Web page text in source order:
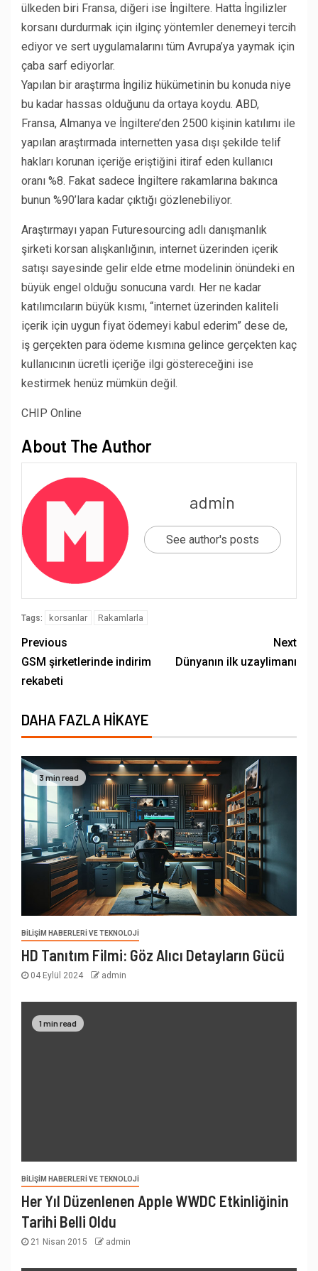
ülkeden biri Fransa, diğeri ise İngiltere. Hatta İngilizler
korsanı durdurmak için ilginç yöntemler denemeyi tercih
ediyor ve sert uygulamalarını tüm Avrupa’ya yaymak için
çaba sarf ediyorlar.
Yapılan bir araştırma İngiliz hükümetinin bu konuda niye
bu kadar hassas olduğunu da ortaya koydu. ABD,
Fransa, Almanya ve İngiltere’den 2500 kişinin katılımı ile
yapılan araştırmada internetten yasa dışı şekilde telif
hakları korunan içeriğe eriştiğini itiraf eden kullanıcı
oranı %8. Fakat sadece İngiltere rakamlarına bakınca
bunun %90’lara kadar çıktığı gözlenebiliyor.
Araştırmayı yapan Futuresourcing adlı danışmanlık
şirketi korsan alışkanlığının, internet üzerinden içerik
satışı sayesinde gelir elde etme modelinin önündeki en
büyük engel olduğu sonucuna vardı. Her ne kadar
katılımcıların büyük kısmı, “internet üzerinden kaliteli
içerik için uygun fiyat ödemeyi kabul ederim” dese de,
iş gerçekten para ödeme kısmına gelince gerçekten kaç
kullanıcının ücretli içeriğe ilgi göstereceğini ise
kestirmek henüz mümkün değil.
CHIP Online
About The Author
admin
See author's posts
Tags: korsanlar Rakamlarla
Previous
GSM şirketlerinde indirim
rekabeti
Next
Dünyanın ilk uzaylimanı
DAHA FAZLA HIKAYE
3 min read
BILIŞIM HABERLERI VE TEKNOLOJI
HD Tanıtım Filmi: Göz Alıcı Detayların Gücü
04 Eylül 2024 admin
1 min read
BILIŞIM HABERLERI VE TEKNOLOJI
Her Yıl Düzenlenen Apple WWDC Etkinliğinin
Tarihi Belli Oldu
21 Nisan 2015 admin